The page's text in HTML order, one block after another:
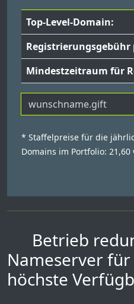
Top-Level-Domain:
Registrierungsgebühr
Mindestzeitraum für
* Staffelpreise für die
Domains im Portfolio: 21,60
Betrieb
Nameserver
höchste